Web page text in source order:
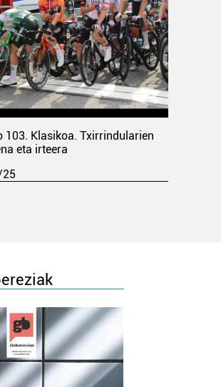
103. Klasikoa. Txirrindularien
eta irteera